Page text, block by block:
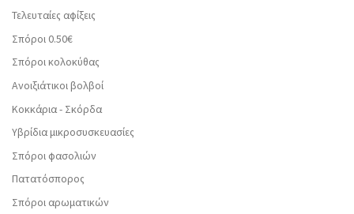
Τελευταίες αφίξεις
Σπόροι 0.50€
Σπόροι κολοκύθας
Ανοιξιάτικοι βολβοί
Κοκκάρια - Σκόρδα
Υβρίδια μικροσυσκευασίες
Σπόροι φασολιών
Πατατόσπορος
Σπόροι αρωματικών